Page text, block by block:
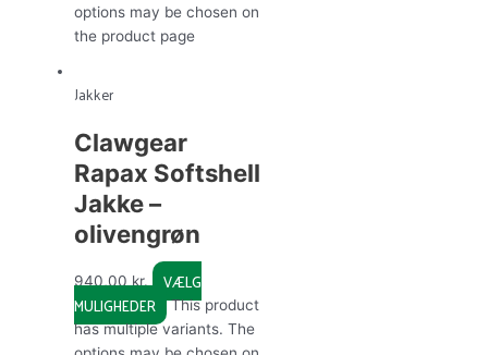
options may be chosen on
the product page
Jakker
Clawgear
Rapax Softshell
Jakke –
olivengrøn
940,00kr.
VÆLG
MULIGHEDER
This product
has multiple variants. The